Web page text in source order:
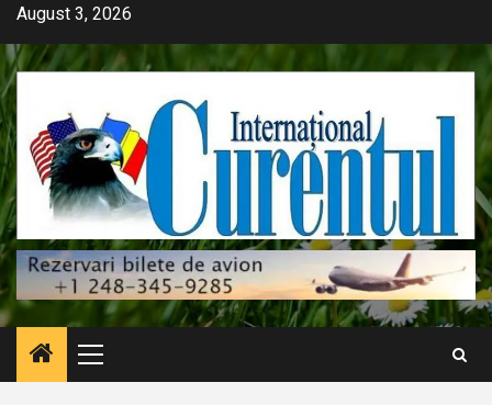
Skip
content
August 3, 2026
Primary
Menu